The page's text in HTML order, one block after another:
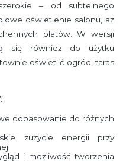
– od subtelnego
oświetlenie salonu, aż
blatów. W wersji
się również do użytku
oświetlić ogród, taras
dopasowanie do różnych
zużycie energii przy
i możliwość tworzenia